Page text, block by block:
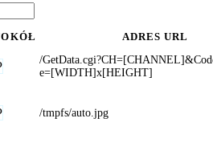
ADRES URL
/
e=[WIDTH]x[HEIGHT]
/tmpfs/auto.jpg